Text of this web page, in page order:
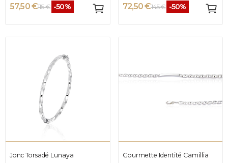
57,50 €115 € -50% 72,50 €145 € -50%
Jonc Torsadé Lunaya
Gourmette Identité Camillia